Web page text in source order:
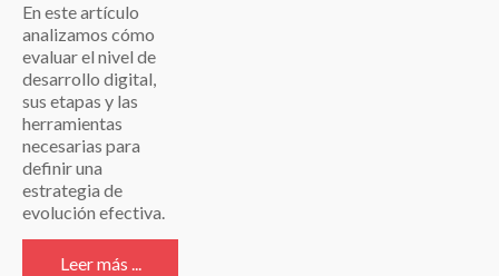
En este artículo
analizamos cómo
evaluar el nivel de
desarrollo digital,
sus etapas y las
herramientas
necesarias para
definir una
estrategia de
evolución efectiva.
Leer más ...